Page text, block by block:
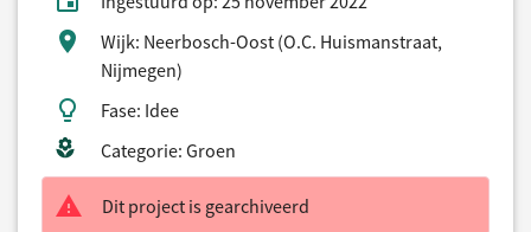
Wijk: Neerbosch-Oost (O.C. Huismanstraat,
Nijmegen)
Fase: Idee
Categorie: Groen
Dit project is gearchiveerd